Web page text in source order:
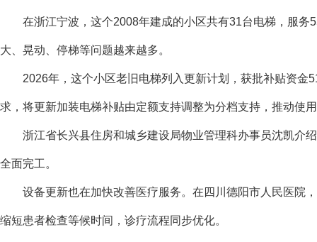
在浙江宁波，这个2008年建成的小区共有31台电梯，服务
大、晃动、停梯等问题越来越多。
2026年，这个小区老旧电梯列入更新计划，获批补贴资金
求，将更新加装电梯补贴由定额支持调整为分档支持，推动使
浙江省长兴县住房和城乡建设局物业管理科办事员沈凯介
全面完工。
设备更新也在加快改善医疗服务。在四川德阳市人民医院
缩短患者检查等候时间，诊疗流程同步优化。